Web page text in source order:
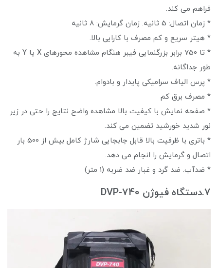
فراهم می کند.
* زمان اتصال: 5 ثانیه. زمان گرمایش: 8 ثانیه
* هیتر سریع و کم مصرف با کارایی بالا.
* تا 750 برابر بزرگنمایی فیبر هنگام مشاهده محورهای X یا Y به
طور جداگانه.
* پرس الیاف سرامیکی پایدار و بادوام.
* مصرف برق کم
* صفحه نمایش با کیفیت بالا مشاهده واضح نتایج را حتی در زیر
نور شدید خورشید تضمین می کند.
* باتری با ظرفیت بالا قابل جابجایی شارژ کامل بیش از 500 بار
اتصال و گرمایش را انجام می دهد.
* ضدآب. ضد گرد و غبار ضد ضربه (1 متر)
7.دستگاه فیوژن DVP-740